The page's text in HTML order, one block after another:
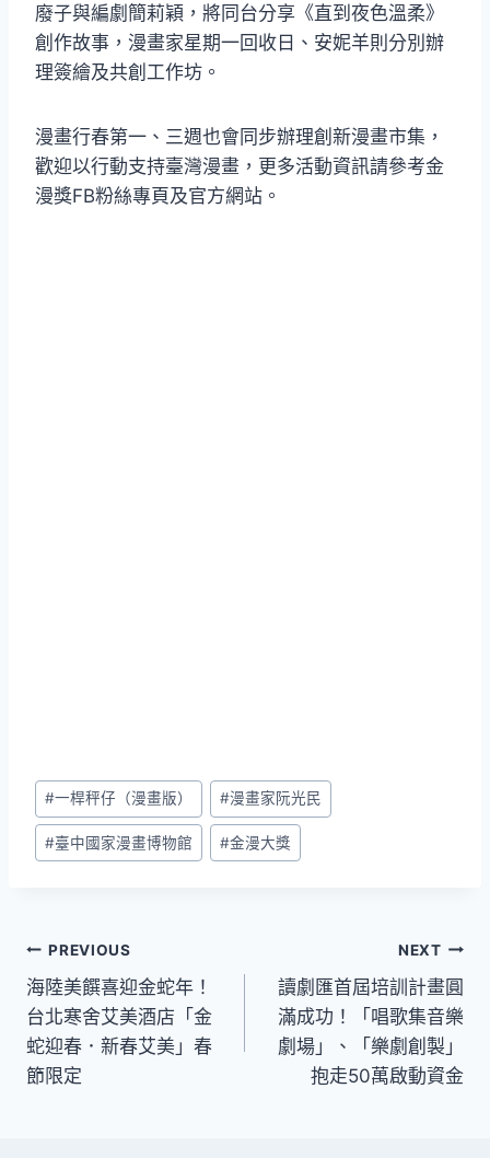
廢子與編劇簡莉穎，將同台分享《直到夜色溫柔》
創作故事，漫畫家星期一回收日、安妮羊則分別辦
理簽繪及共創工作坊。
漫畫行春第一、三週也會同步辦理創新漫畫市集，
歡迎以行動支持臺灣漫畫，更多活動資訊請參考金
漫獎FB粉絲專頁及官方網站。
Post
Tags:
#一桿秤仔（漫畫版） #漫畫家阮光民
#臺中國家漫畫博物館 #金漫大獎
文
章
導
覽
PREVIOUS
海陸美饌喜迎金蛇年！
台北寒舍艾美酒店「金
蛇迎春．新春艾美」春
節限定
NEXT
讀劇匯首屆培訓計畫圓
滿成功！「唱歌集音樂
劇場」、「樂劇創製」
抱走50萬啟動資金